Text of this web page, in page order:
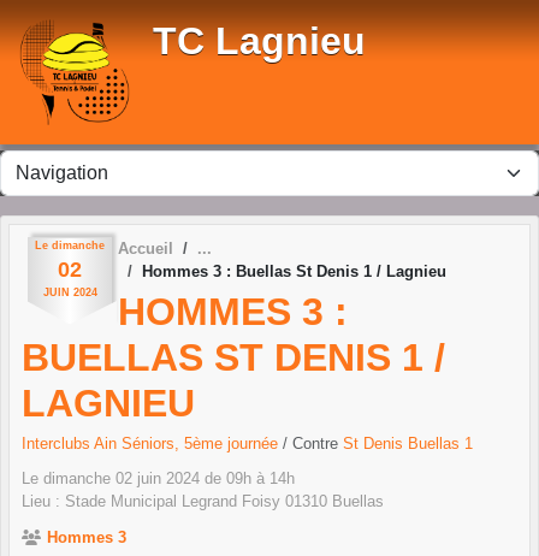
TC Lagnieu
Le dimanche
02
JUIN 2024
Accueil
Hommes 3 : Buellas St Denis 1 / Lagnieu
HOMMES 3 :
BUELLAS ST DENIS 1 /
LAGNIEU
Interclubs Ain Séniors, 5ème journée / Contre St Denis Buellas 1
Le dimanche 02 juin 2024 de 09h à 14h
Lieu : Stade Municipal Legrand Foisy 01310 Buellas
Hommes 3